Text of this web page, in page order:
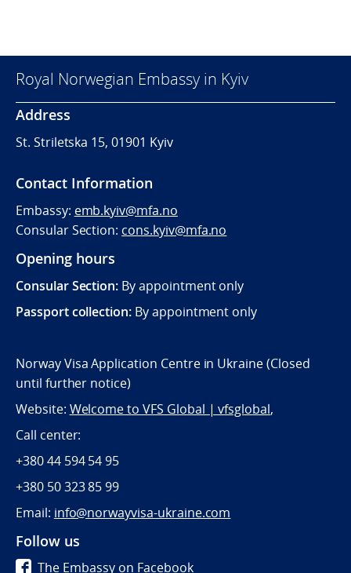
Royal Norwegian Embassy in Kyiv
Address
St. Striletska 15, 01901 Kyiv
Contact Information
Embassy: emb.kyiv@mfa.no
Consular Section: cons.kyiv@mfa.no
Opening hours
Consular Section: By appointment only
Passport collection: By appointment only
Norway Visa Application Centre in Ukraine (Closed
until further notice)
Website: Welcome to VFS Global | vfsglobal,
Call center:
+380 44 594 54 95
+380 50 323 85 99
Email: info@norwayvisa-ukraine.com
Follow us
The Embassy on Facebook